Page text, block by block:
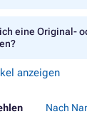
eine Original-
anzeigen
Nach